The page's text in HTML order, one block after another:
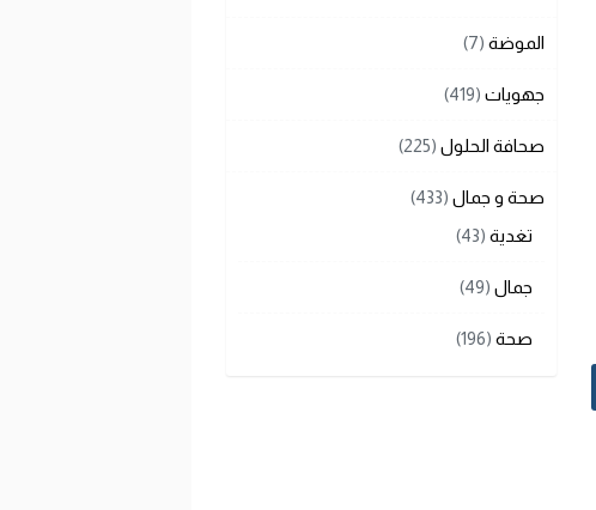
الموضة (7)
جهويات (419)
صحافة الحلول (225)
صحة و جمال (433)
تغدية (43)
جمال (49)
صحة (196)